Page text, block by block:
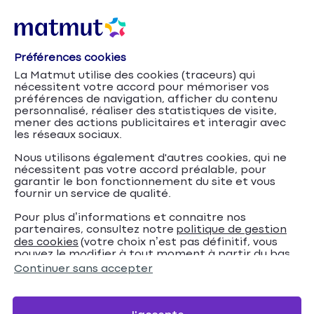
Habitation Matmut
Options de l’assurance
Habitation Matmut
Choisissez les options qui vous conviennent pour
personnaliser votre assurance habitation selon vos
Devis en ligne
Préférences cookies
La Matmut utilise des cookies (traceurs) qui
nécessitent votre accord pour mémoriser vos
préférences de navigation, afficher du contenu
personnalisé, réaliser des statistiques de visite,
mener des actions publicitaires et interagir avec
les réseaux sociaux.
Nous utilisons également d'autres cookies, qui ne
nécessitent pas votre accord préalable, pour
garantir le bon fonctionnement du site et vous
fournir un service de qualité.
Pour plus d’informations et connaitre nos
partenaires, consultez notre politique de gestion
des cookies (votre choix n’est pas définitif, vous
pouvez le modifier à tout moment à partir du bas
de page de notre site).
Continuer sans accepter